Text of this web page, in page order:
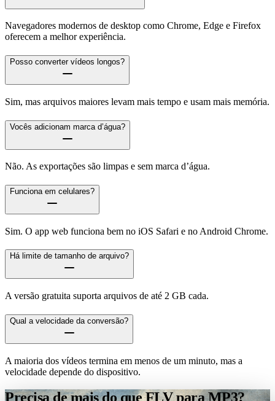
Navegadores modernos de desktop como Chrome, Edge e Firefox
oferecem a melhor experiência.
Posso converter vídeos longos?
Sim, mas arquivos maiores levam mais tempo e usam mais memória.
Vocês adicionam marca d’água?
Não. As exportações são limpas e sem marca d’água.
Funciona em celulares?
Sim. O app web funciona bem no iOS Safari e no Android Chrome.
Há limite de tamanho de arquivo?
A versão gratuita suporta arquivos de até 2 GB cada.
Qual a velocidade da conversão?
A maioria dos vídeos termina em menos de um minuto, mas a
velocidade depende do dispositivo.
Precisa de mais do que FLV para MP3?